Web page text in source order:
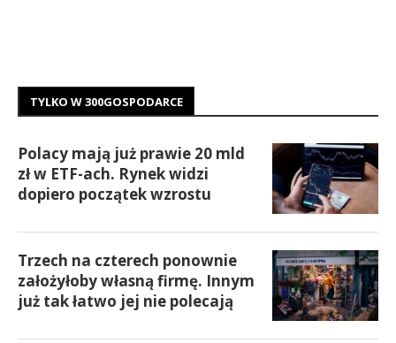
TYLKO W 300GOSPODARCE
Polacy mają już prawie 20 mld
zł w ETF-ach. Rynek widzi
dopiero początek wzrostu
Trzech na czterech ponownie
założyłoby własną firmę. Innym
już tak łatwo jej nie polecają